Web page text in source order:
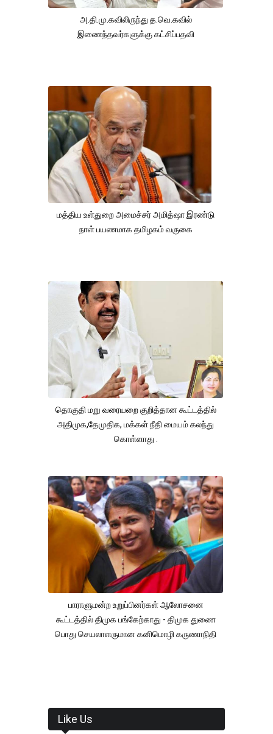
அ.தி.மு.கவிலிருந்து த.வெ.கவில்
இணைந்தவர்களுக்கு கட்சிப்பதவி
மத்திய உள்துறை அமைச்சர் அமித்ஷா இரண்டு
நாள் பயணமாக தமிழகம் வருகை
தொகுதி மறு வரையறை குறித்தான கூட்டத்தில்
அதிமுக,தேமுதிக, மக்கள் நீதி மையம் கலந்து
கொள்ளாது .
பாராளுமன்ற உறுப்பினர்கள் ஆலோசனை
கூட்டத்தில் திமுக பங்கேற்காது - திமுக துணை
பொது செயலாளருமான கனிமொழி கருணாநிதி
Like Us